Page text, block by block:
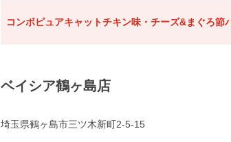
コンボピュアキャットチキン味・チーズ&まぐろ節
ベイシア鶴ヶ島店
埼玉県鶴ヶ島市三ツ木新町2-5-15